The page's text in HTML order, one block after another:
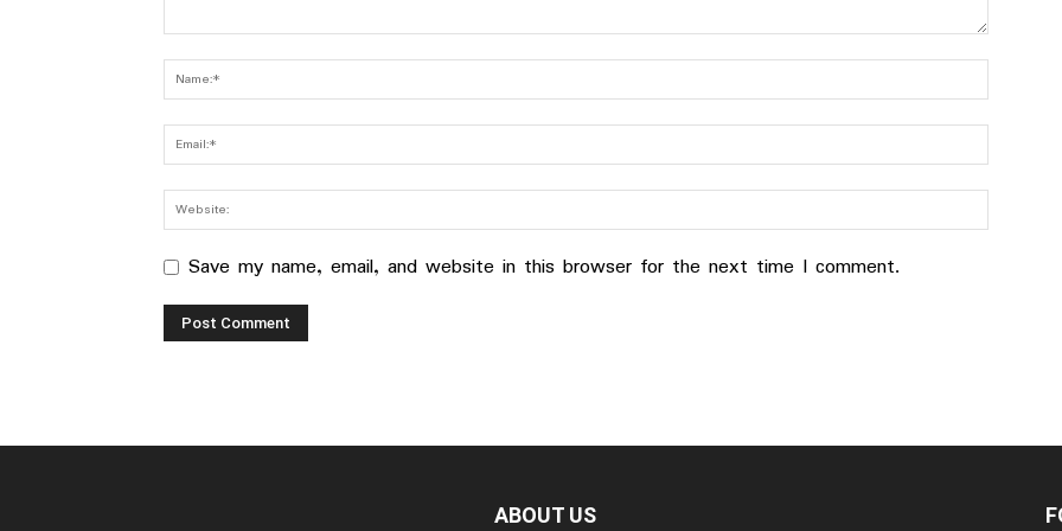
Save my name, email, and website in this browser for the next time I comment.
ABOUT US